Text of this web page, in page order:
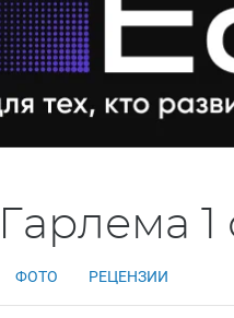
1
ФОТО РЕЦЕНЗИИ